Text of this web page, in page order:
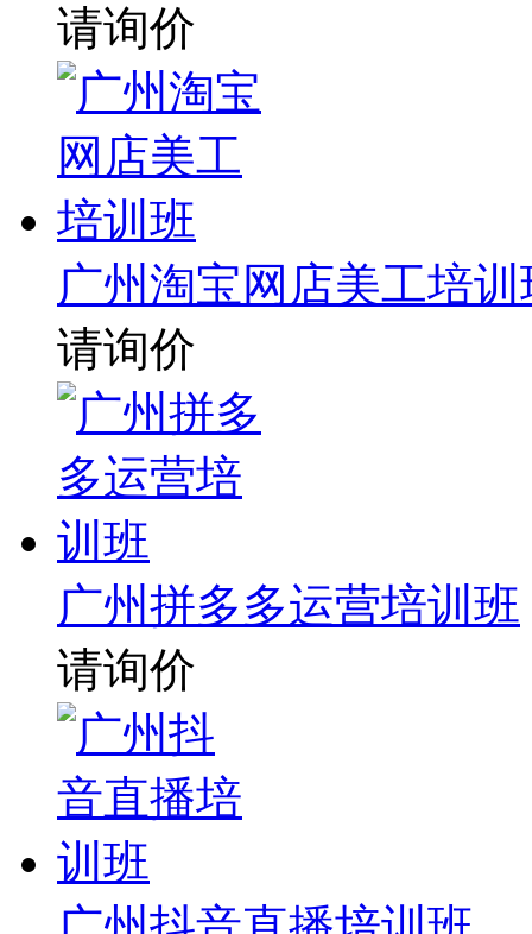
请询价
广州淘宝网店美工培训
请询价
广州拼多多运营培训班
请询价